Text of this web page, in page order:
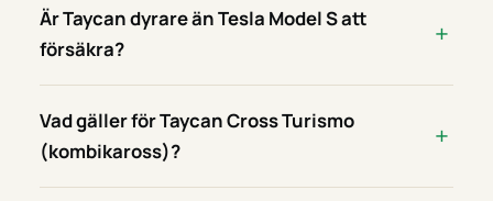
Är Taycan dyrare än Tesla Model S att
försäkra?
Vad gäller för Taycan Cross Turismo
(kombikaross)?